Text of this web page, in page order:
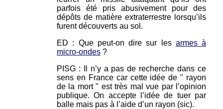
parfois été pris abusivement pour des
dépôts de matière extraterrestre lorsqu’ils
furent découverts au sol.
ED : Que peut-on dire sur les armes à
micro-ondes ?
PISG : Il n’y a pas de recherche dans ce
sens en France car cette idée de " rayon
de la mort " est très mal vue par l’opinion
publique. On accepte l’idée de tuer par
balle mais pas à l’aide d’un rayon (sic).